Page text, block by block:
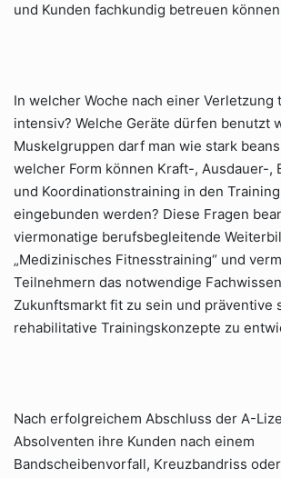
und Kunden fachkundig betreuen
In welcher Woche nach einer Verletzung
intensiv? Welche Geräte dürfen benutzt
Muskelgruppen darf man wie stark
welcher Form können Kraft-, Ausdauer-,
und Koordinationstraining in den
eingebunden werden? Diese Fragen
viermonatige berufsbegleitende
„Medizinisches Fitnesstraining“ und
Teilnehmern das notwendige
Zukunftsmarkt fit zu sein und präventive
rehabilitative Trainingskonzepte zu
Nach erfolgreichem Abschluss der A-
Absolventen ihre Kunden nach einem
Bandscheibenvorfall, Kreuzbandriss